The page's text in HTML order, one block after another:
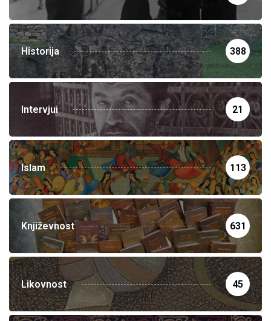
Historija 388
Intervjui 21
Islam 113
Književnost 631
Likovnost 45